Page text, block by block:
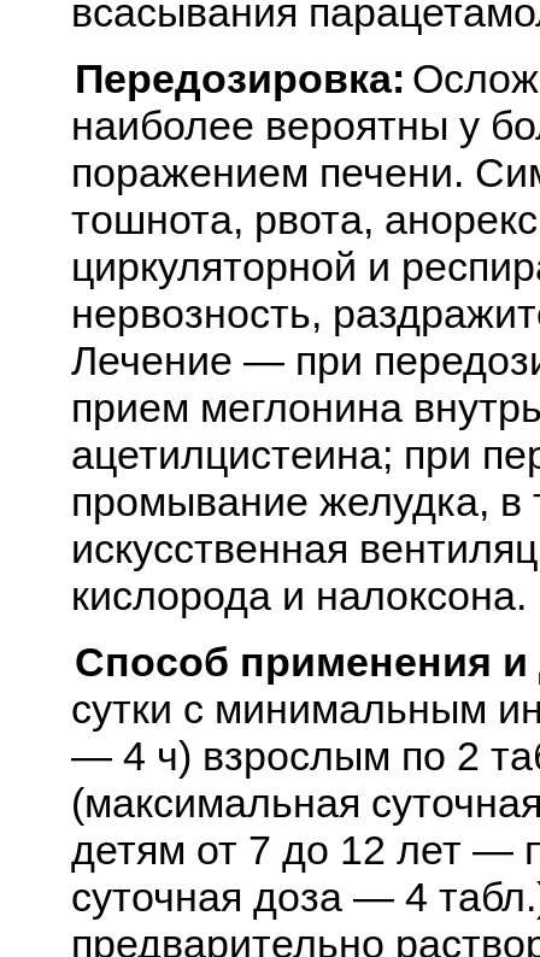
всасывания
Передозировка:
наиболее вероятны у
поражением печени.
тошнота, рвота,
циркуляторной и
нервозность,
Лечение — при
прием меглонина
ацетилцистеина; при
промывание желудка,
искусственная
кислорода и налоксона.
Способ применения
сутки с минимальным
— 4 ч) взрослым по 2
(максимальная
детям от 7 до 12 лет —
суточная доза — 4
предварительно